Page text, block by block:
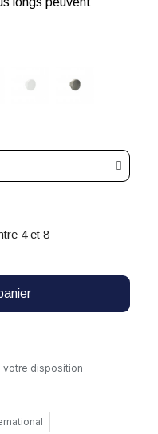
4 et 8
votre disposition